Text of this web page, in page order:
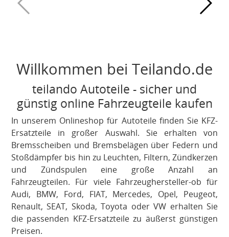
Willkommen bei Teilando.de
teilando Autoteile - sicher und
günstig online Fahrzeugteile kaufen
In unserem Onlineshop für Autoteile finden Sie KFZ-
Ersatzteile in großer Auswahl. Sie erhalten von
Bremsscheiben und Bremsbelägen über Federn und
Stoßdämpfer bis hin zu Leuchten, Filtern, Zündkerzen
und Zündspulen eine große Anzahl an
Fahrzeugteilen. Für viele Fahrzeughersteller-ob für
Audi, BMW, Ford, FIAT, Mercedes, Opel, Peugeot,
Renault, SEAT, Skoda, Toyota oder VW erhalten Sie
die passenden KFZ-Ersatzteile zu äußerst günstigen
Preisen.